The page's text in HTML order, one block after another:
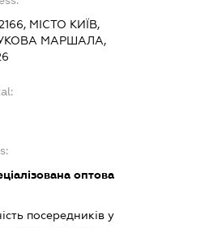
МІСТО КИЇВ,
МАРШАЛА,
оптова
посередників у